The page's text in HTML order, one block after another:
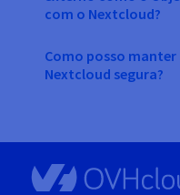
com o Nextcloud?
Como posso
Nextcloud segura?